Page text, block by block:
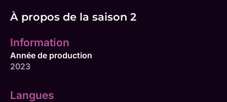
À propos de la saison 2
Information
Année de production
2023
Langues